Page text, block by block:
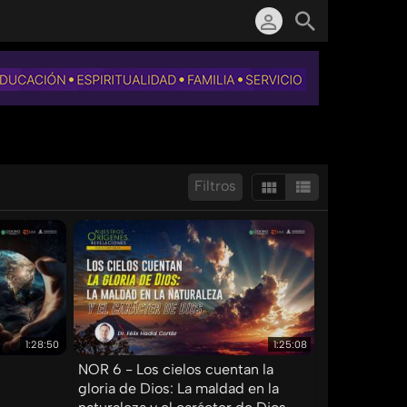
Filtros
Mostrar: Resultados/Pág.:
1:28:50 1:25:08
NOR 6 - Los cielos cuentan la
gloria de Dios: La maldad en la